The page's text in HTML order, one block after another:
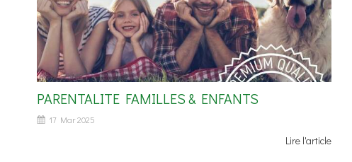
PARENTALITE FAMILLES & ENFANTS
17 Mar 2025
Lire l'article